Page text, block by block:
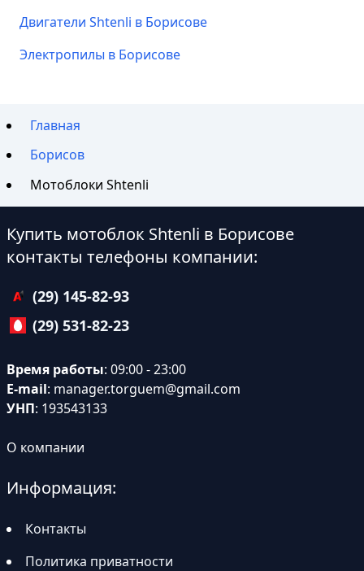
Двигатели Shtenli в Борисове
Электропилы в Борисове
Главная
Борисов
Мотоблоки Shtenli
Купить мотоблок Shtenli в Борисове
контакты телефоны компании:
(29) 145-82-93
(29) 531-82-23
Время работы: 09:00 - 23:00
E-mail: manager.torguem@gmail.com
УНП: 193543133
О компании
Информация:
Контакты
Политика приватности